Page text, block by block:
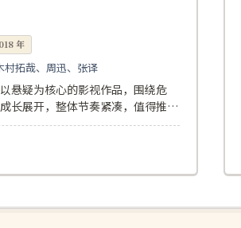
年
村拓哉、周迅、张译
悬疑为核心的影视作品，围绕危
长展开，整体节奏紧凑，值得推荐